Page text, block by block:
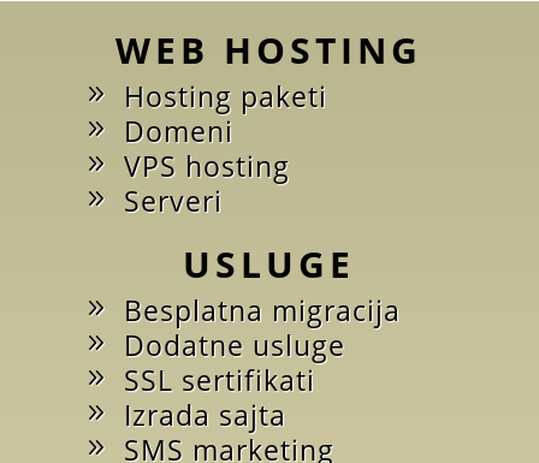
WEB HOSTING
Hosting paketi
Domeni
VPS hosting
Serveri
USLUGE
Besplatna migracija
Dodatne usluge
SSL sertifikati
Izrada sajta
SMS marketing